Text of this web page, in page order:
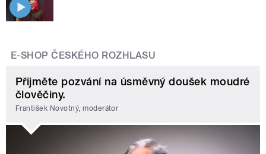
E-SHOP ČESKÉHO ROZHLASU
Přijměte pozvání na úsměvný doušek moudré
člověčiny.
František Novotný, moderátor